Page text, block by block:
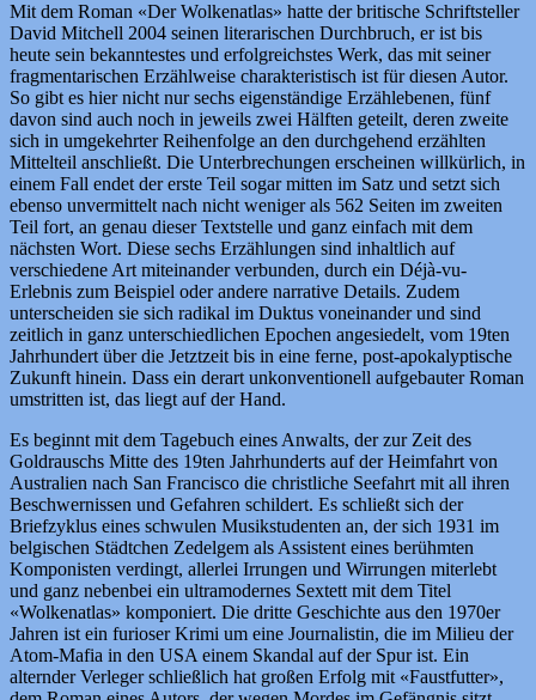
Mit dem Roman «Der Wolkenatlas» hatte der britische Schriftsteller
David Mitchell 2004 seinen literarischen Durchbruch, er ist bis
heute sein bekanntestes und erfolgreichstes Werk, das mit seiner
fragmentarischen Erzählweise charakteristisch ist für diesen Autor.
So gibt es hier nicht nur sechs eigenständige Erzählebenen, fünf
davon sind auch noch in jeweils zwei Hälften geteilt, deren zweite
sich in umgekehrter Reihenfolge an den durchgehend erzählten
Mittelteil anschließt. Die Unterbrechungen erscheinen willkürlich, in
einem Fall endet der erste Teil sogar mitten im Satz und setzt sich
ebenso unvermittelt nach nicht weniger als 562 Seiten im zweiten
Teil fort, an genau dieser Textstelle und ganz einfach mit dem
nächsten Wort. Diese sechs Erzählungen sind inhaltlich auf
verschiedene Art miteinander verbunden, durch ein Déjà-vu-
Erlebnis zum Beispiel oder andere narrative Details. Zudem
unterscheiden sie sich radikal im Duktus voneinander und sind
zeitlich in ganz unterschiedlichen Epochen angesiedelt, vom 19ten
Jahrhundert über die Jetztzeit bis in eine ferne, post-apokalyptische
Zukunft hinein. Dass ein derart unkonventionell aufgebauter Roman
umstritten ist, das liegt auf der Hand.
Es beginnt mit dem Tagebuch eines Anwalts, der zur Zeit des
Goldrauschs Mitte des 19ten Jahrhunderts auf der Heimfahrt von
Australien nach San Francisco die christliche Seefahrt mit all ihren
Beschwernissen und Gefahren schildert. Es schließt sich der
Briefzyklus eines schwulen Musikstudenten an, der sich 1931 im
belgischen Städtchen Zedelgem als Assistent eines berühmten
Komponisten verdingt, allerlei Irrungen und Wirrungen miterlebt
und ganz nebenbei ein ultramodernes Sextett mit dem Titel
«Wolkenatlas» komponiert. Die dritte Geschichte aus den 1970er
Jahren ist ein furioser Krimi um eine Journalistin, die im Milieu der
Atom-Mafia in den USA einem Skandal auf der Spur ist. Ein
alternder Verleger schließlich hat großen Erfolg mit «Faustfutter»,